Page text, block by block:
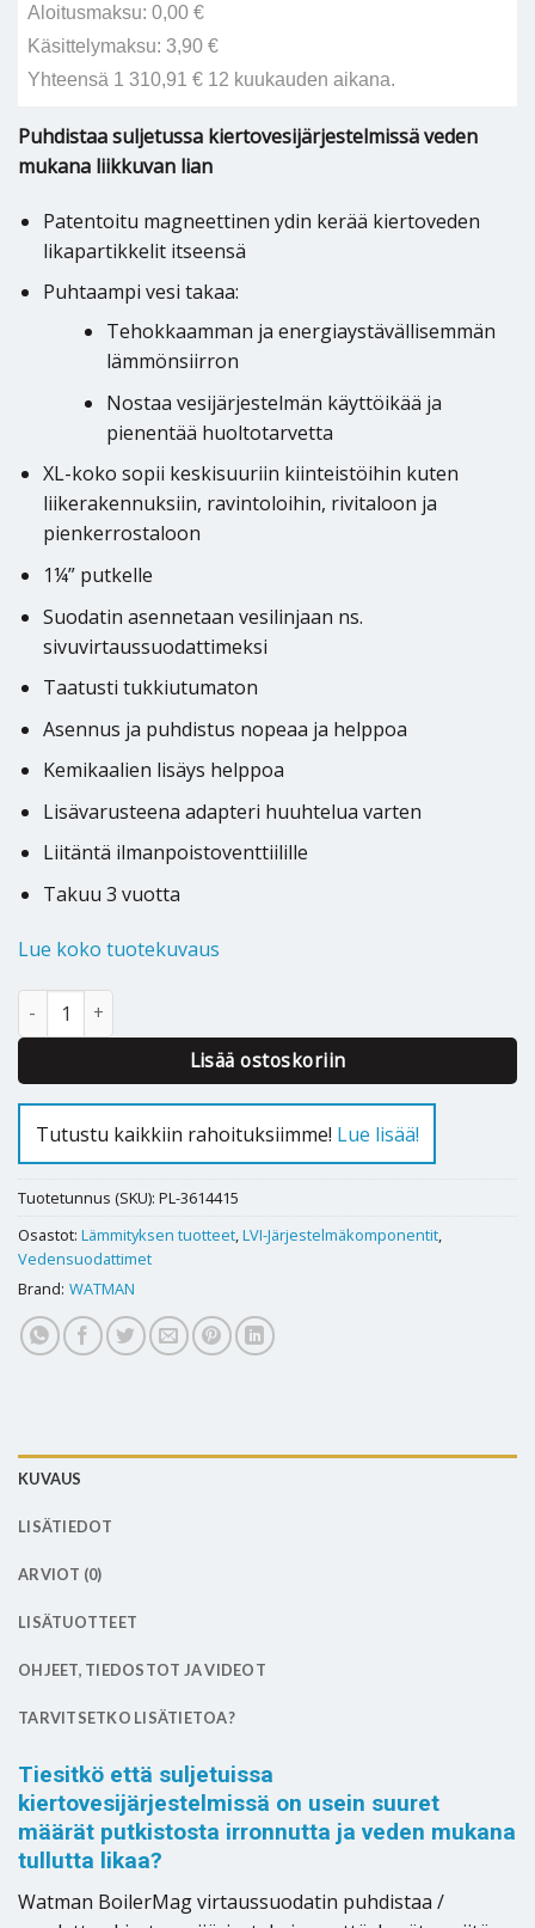
Aloitusmaksu: 0,00 €
Käsittelymaksu: 3,90 €
Yhteensä 1 310,91 € 12 kuukauden aikana.
Puhdistaa suljetussa kiertovesijärjestelmissä veden
mukana liikkuvan lian
Patentoitu magneettinen ydin kerää kiertoveden
likapartikkelit itseensä
Puhtaampi vesi takaa:
Tehokkaamman ja energiaystävällisemmän
lämmönsiirron
Nostaa vesijärjestelmän käyttöikää ja
pienentää huoltotarvetta
XL-koko sopii keskisuuriin kiinteistöihin kuten
liikerakennuksiin, ravintoloihin, rivitaloon ja
pienkerrostaloon
1¼” putkelle
Suodatin asennetaan vesilinjaan ns.
sivuvirtaussuodattimeksi
Taatusti tukkiutumaton
Asennus ja puhdistus nopeaa ja helppoa
Kemikaalien lisäys helppoa
Lisävarusteena adapteri huuhtelua varten
Liitäntä ilmanpoistoventtiilille
Takuu 3 vuotta
Lue koko tuotekuvaus
MAGNEETTISUODATIN WATMAN BOILERMAG XL määrä
Lisää ostoskoriin
Tutustu kaikkiin rahoituksiimme! Lue lisää!
Tuotetunnus (SKU): PL-3614415
Osastot: Lämmityksen tuotteet,LVI-Järjestelmäkomponentit,
Vedensuodattimet
Brand: WATMAN
KUVAUS
LISÄTIEDOT
ARVIOT (0)
LISÄTUOTTEET
OHJEET, TIEDOSTOT JA VIDEOT
TARVITSETKO LISÄTIETOA?
Tiesitkö että suljetuissa
kiertovesijärjestelmissä on usein suuret
määrät putkistosta irronnutta ja veden mukana
tullutta likaa?
Watman BoilerMag virtaussuodatin puhdistaa /